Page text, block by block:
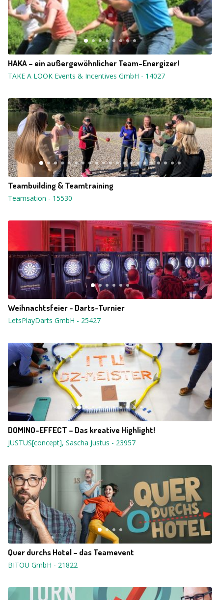
HAKA – ein außergewöhnlicher Team-Energizer!
TAKE A LOOK Events & Incentives GmbH - 14027
Teambuilding & Teamtraining
Teamsation - 15530
Weihnachtsfeier - Darts-Turnier
LetsPlayDarts GmbH - 25427
DOMINO-EFFECT – Das kreative Highlight!
JUSTUS[concept], Sascha Justus - 23957
Quer durchs Hotel – das Teamevent
BITOU GmbH - 21822